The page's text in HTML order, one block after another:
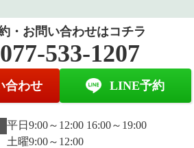
・お問い合わせはコチラ
077-533-1207
合わせ LINE予約
平日9:00～12:00 16:00～19:00
土曜9:00～12:00